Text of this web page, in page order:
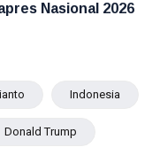
Nasional 2026
Indonesia
Donald Trump